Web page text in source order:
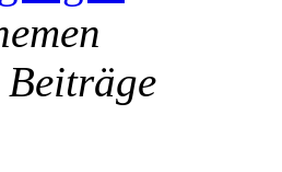
Beiträge